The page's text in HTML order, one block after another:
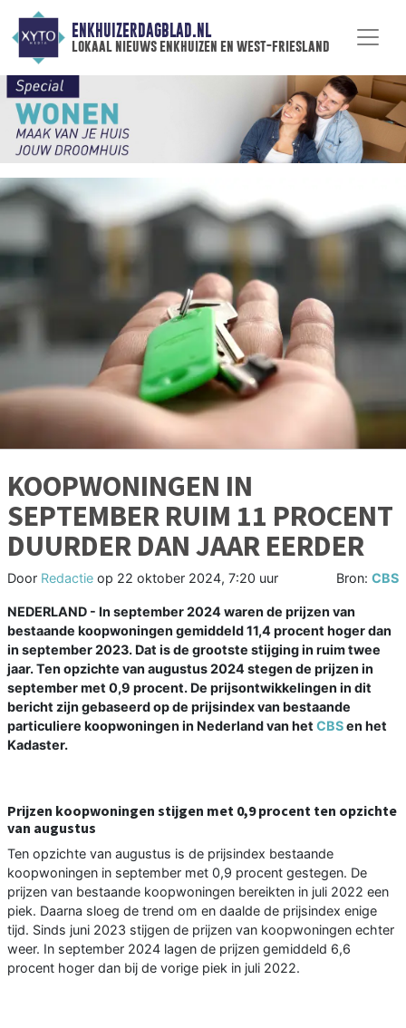
ENKHUIZERDAGBLAD.NL
lokaal nieuws enkhuizen en west-friesland
KOOPWONINGEN IN
SEPTEMBER RUIM 11 PROCENT
DUURDER DAN JAAR EERDER
Door Redactie op 22 oktober 2024, 7:20 uur Bron: CBS
NEDERLAND - In september 2024 waren de prijzen van
bestaande koopwoningen gemiddeld 11,4 procent hoger dan
in september 2023. Dat is de grootste stijging in ruim twee
jaar. Ten opzichte van augustus 2024 stegen de prijzen in
september met 0,9 procent. De prijsontwikkelingen in dit
bericht zijn gebaseerd op de prijsindex van bestaande
particuliere koopwoningen in Nederland van het CBSen het
Kadaster.
Prijzen koopwoningen stijgen met 0,9 procent ten opzichte
van augustus
Ten opzichte van augustus is de prijsindex bestaande
koopwoningen in september met 0,9 procent gestegen. De
prijzen van bestaande koopwoningen bereikten in juli 2022 een
piek. Daarna sloeg de trend om en daalde de prijsindex enige
tijd. Sinds juni 2023 stijgen de prijzen van koopwoningen echter
weer. In september 2024 lagen de prijzen gemiddeld 6,6
procent hoger dan bij de vorige piek in juli 2022.